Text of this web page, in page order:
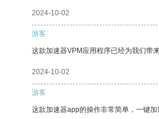
2024-10-02
游客
这款加速器VPM应用程序已经为我们带
2024-10-02
游客
这款加速器app的操作非常简单，一键加